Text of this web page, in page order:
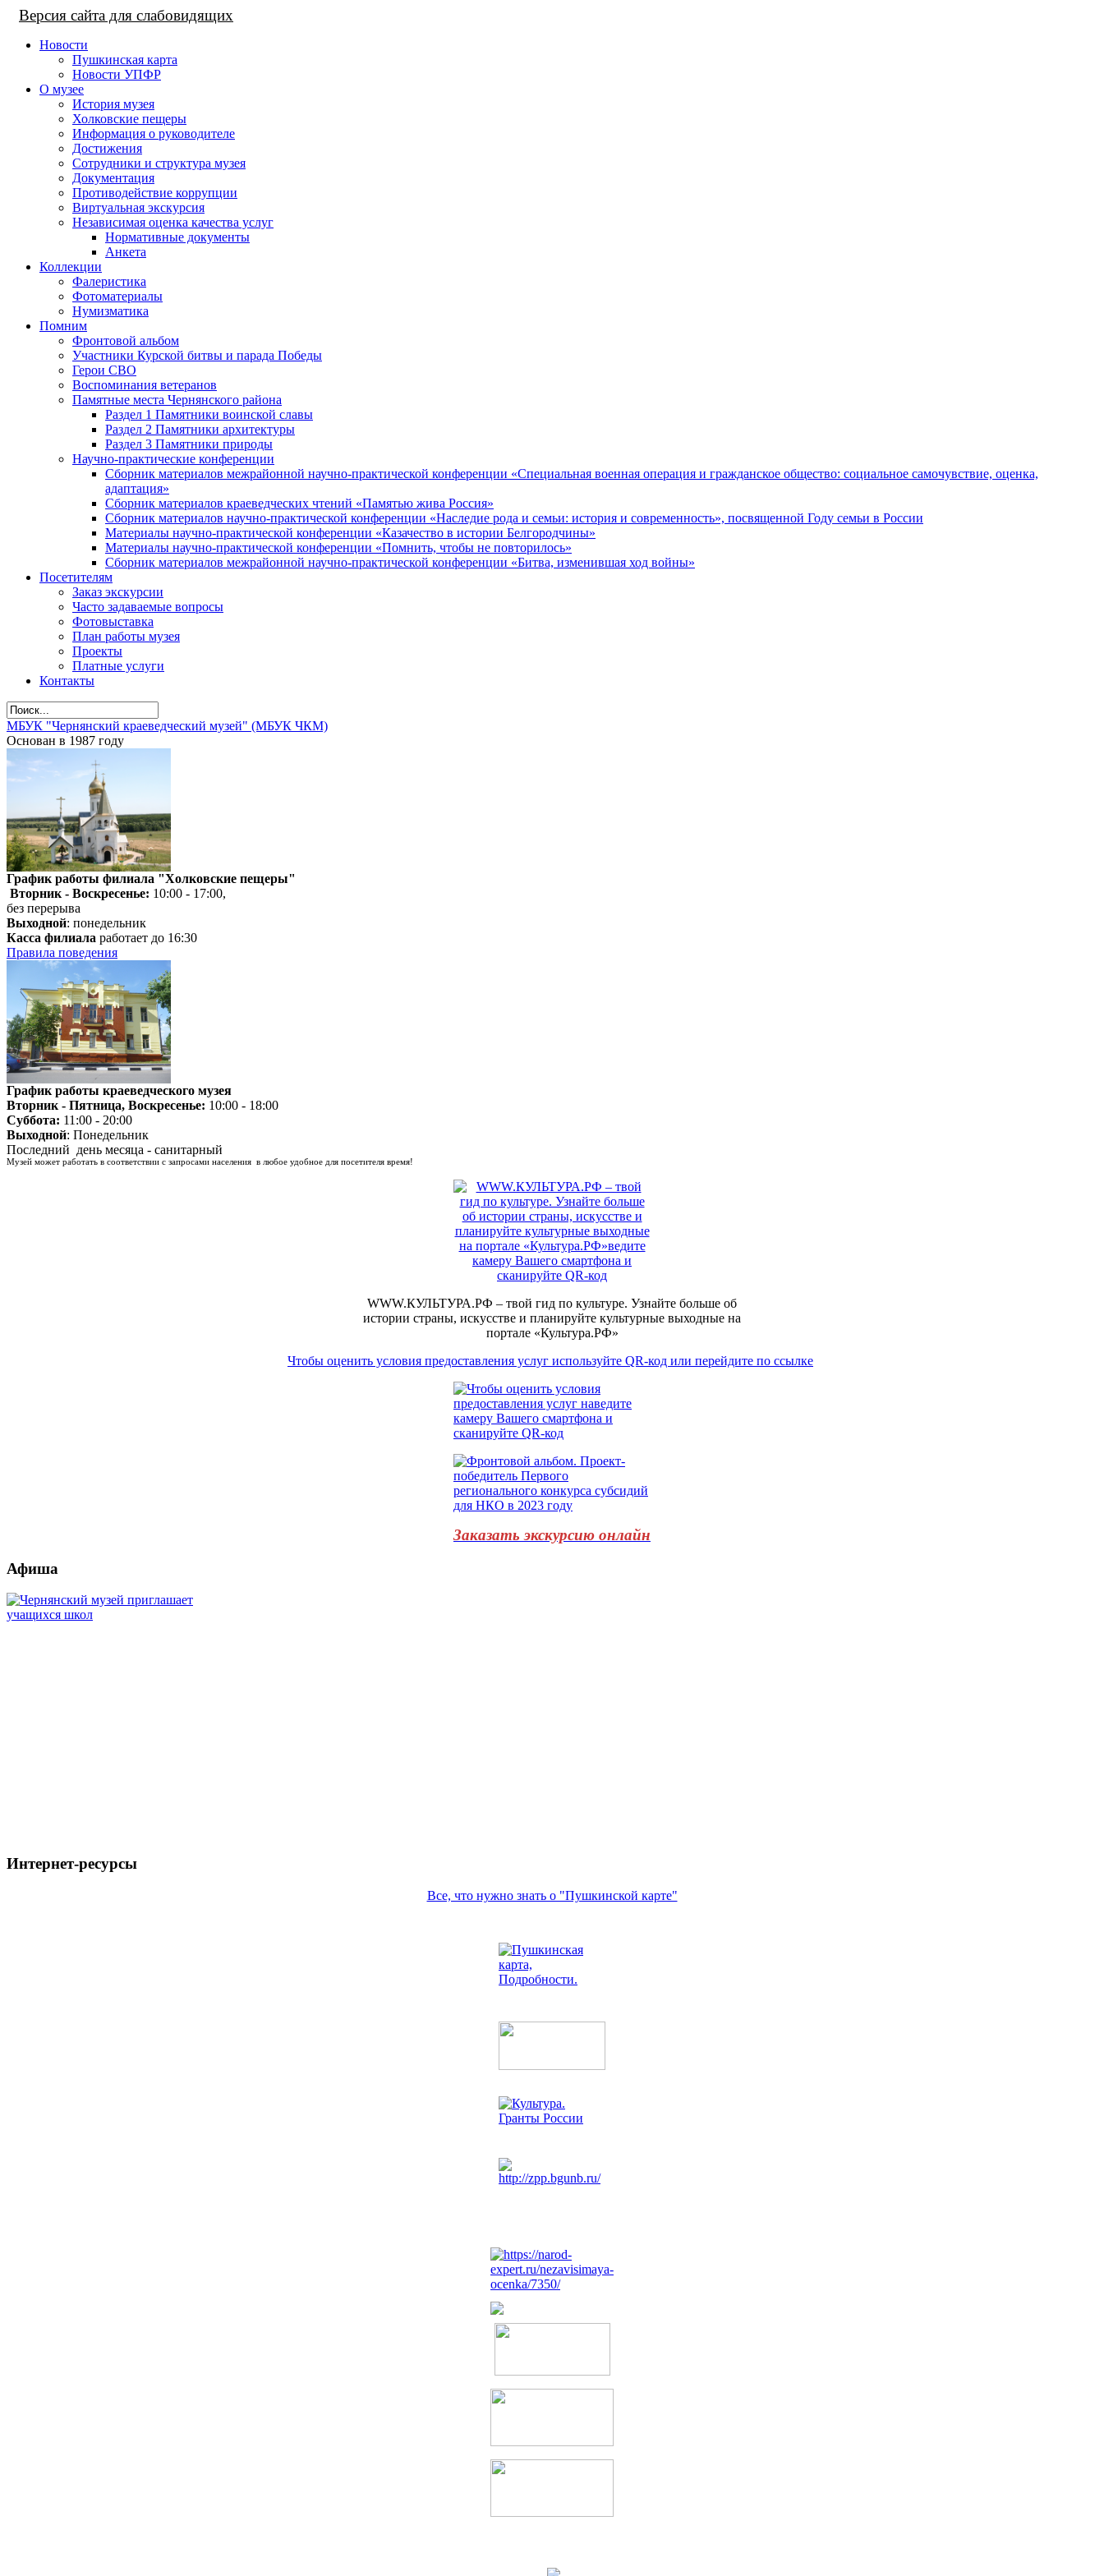
Версия сайта для слабовидящих
Новости
Пушкинская карта
Новости УПФР
О музее
История музея
Холковские пещеры
Информация о руководителе
Достижения
Сотрудники и структура музея
Документация
Противодействие коррупции
Виртуальная экскурсия
Независимая оценка качества услуг
Нормативные документы
Анкета
Коллекции
Фалеристика
Фотоматериалы
Нумизматика
Помним
Фронтовой альбом
Участники Курской битвы и парада Победы
Герои СВО
Воспоминания ветеранов
Памятные места Чернянского района
Раздел 1 Памятники воинской славы
Раздел 2 Памятники архитектуры
Раздел 3 Памятники природы
Научно-практические конференции
Сборник материалов межрайонной научно-практической конференции «Специальная военная операция и гражданское общество: социальное самочувствие, оценка,
адаптация»
Сборник материалов краеведческих чтений «Памятью жива Россия»
Сборник материалов научно-практической конференции «Наследие рода и семьи: история и современность», посвященной Году семьи в России
Материалы научно-практической конференции «Казачество в истории Белгородчины»
Материалы научно-практической конференции «Помнить, чтобы не повторилось»
Сборник материалов межрайонной научно-практической конференции «Битва, изменившая ход войны»
Посетителям
Заказ экскурсии
Часто задаваемые вопросы
Фотовыставка
План работы музея
Проекты
Платные услуги
Контакты
МБУК "Чернянский краеведческий музей" (МБУК ЧКМ)
Основан в 1987 году
График работы филиала "Холковские пещеры"
Вторник - Воскресенье: 10:00 - 17:00,
без перерыва
Выходной: понедельник
Касса филиала работает до 16:30
Правила поведения
График работы краеведческого музея
Вторник - Пятница, Воскресенье: 10:00 - 18:00
Суббота: 11:00 - 20:00
Выходной: Понедельник
Последний день месяца - санитарный
Музей может работать в соответствии с запросами населения в любое удобное для посетителя время!
WWW.КУЛЬТУРА.РФ – твой гид по культуре. Узнайте больше об
истории страны, искусстве и планируйте культурные выходные на
портале «Культура.РФ»
Чтобы оценить условия предоставления услуг используйте QR-код или перейдите по ссылке
Заказать экскурсию онлайн
Афиша
Интернет-ресурсы
Все, что нужно знать о "Пушкинской карте"